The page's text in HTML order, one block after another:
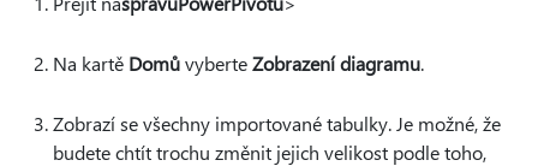
Na kartě DomůvyberteZobrazení diagramu.
Zobrazí se všechny importované tabulky. Je možné, že
budete chtít trochu změnit jejich velikost podle toho,